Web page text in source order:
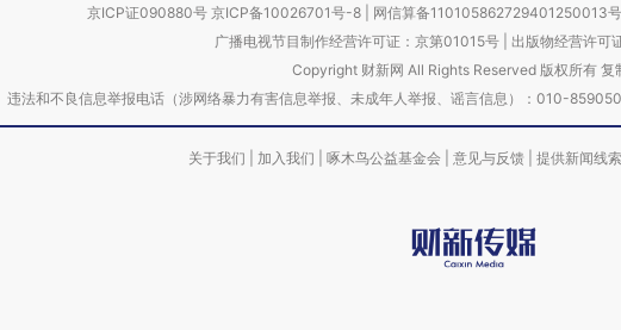
京ICP证090880号 京ICP备10026701号-8 网信算备110105862729401250013号
广播电视节目制作经营许可证：京第01015号| 出版物经营许可
Copyright 财新网 All Rights Reserved 版权所有 复
违法和不良信息举报电话（涉网络暴力有害信息举报、未成年人举报、谣言信息）：010-
关于我们 加入我们 啄木鸟公益基金会 意见与反馈 提供新闻线索